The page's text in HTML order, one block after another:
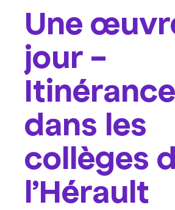
Une
jour -
Itinérance
dans les
collèges
l’Hérault